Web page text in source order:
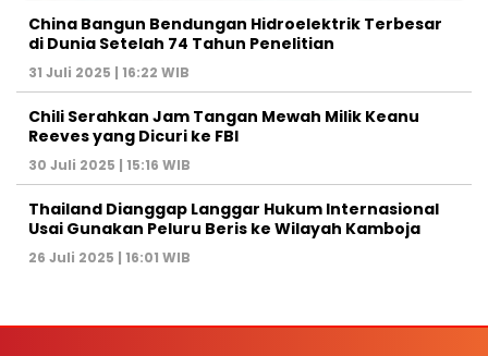
China Bangun Bendungan Hidroelektrik Terbesar
di Dunia Setelah 74 Tahun Penelitian
31 Juli 2025 | 16:22 WIB
Chili Serahkan Jam Tangan Mewah Milik Keanu
Reeves yang Dicuri ke FBI
30 Juli 2025 | 15:16 WIB
Thailand Dianggap Langgar Hukum Internasional
Usai Gunakan Peluru Beris ke Wilayah Kamboja
26 Juli 2025 | 16:01 WIB